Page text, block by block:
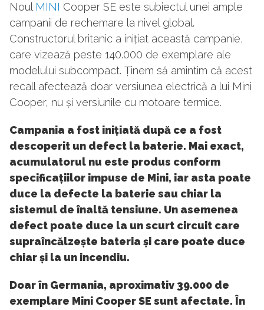
Noul MINI Cooper SE este subiectul unei ample
campanii de rechemare la nivel global.
Constructorul britanic a inițiat această campanie,
care vizează peste 140.000 de exemplare ale
modelului subcompact. Ținem să amintim că acest
recall afectează doar versiunea electrică a lui Mini
Cooper, nu și versiunile cu motoare termice.
Campania a fost inițiată după ce a fost
descoperit un defect la baterie. Mai exact,
acumulatorul nu este produs conform
specificațiilor impuse de Mini, iar asta poate
duce la defecte la baterie sau chiar la
sistemul de înaltă tensiune. Un asemenea
defect poate duce la un scurt circuit care
supraîncălzește bateria și care poate duce
chiar și la un incendiu.
Doar în Germania, aproximativ 39.000 de
exemplare Mini Cooper SE sunt afectate. În